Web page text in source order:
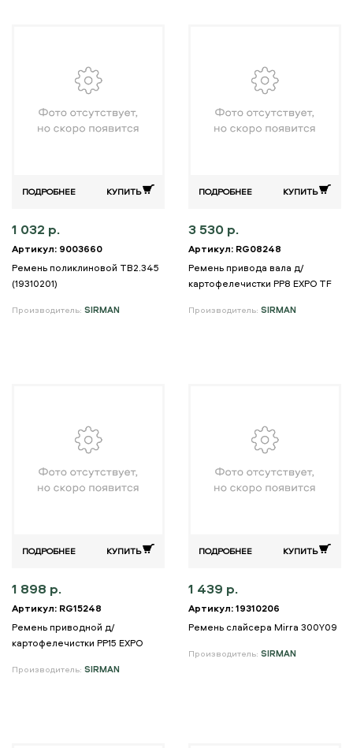
ПОДРОБНЕЕ КУПИТЬ
1 032 р.
Артикул: 9003660
Ремень поликлиновой TB2.345
(19310201)
Производитель: SIRMAN
ПОДРОБНЕЕ КУПИТЬ
3 530 р.
Артикул: RG08248
Ремень привода вала д/
картофелечистки PP8 EXPO TF
Производитель: SIRMAN
ПОДРОБНЕЕ КУПИТЬ
1 898 р.
Артикул: RG15248
Ремень приводной д/
картофелечистки PP15 EXPO
Производитель: SIRMAN
ПОДРОБНЕЕ КУПИТЬ
1 439 р.
Артикул: 19310206
Ремень слайсера Mirra 300Y09
Производитель: SIRMAN